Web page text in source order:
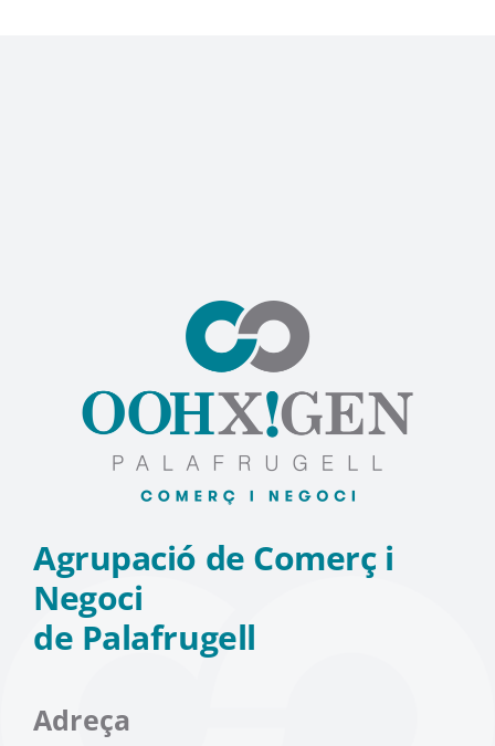
Agrupació de Comerç i
Negoci
de Palafrugell
Adreça